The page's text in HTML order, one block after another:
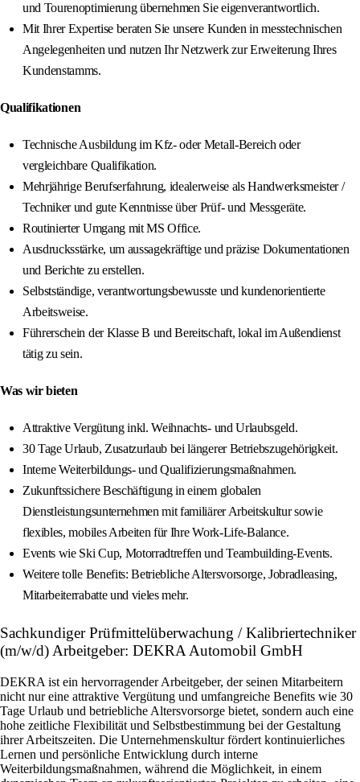
und Tourenoptimierung übernehmen Sie eigenverantwortlich.
Mit Ihrer Expertise beraten Sie unsere Kunden in messtechnischen
Angelegenheiten und nutzen Ihr Netzwerk zur Erweiterung Ihres
Kundenstamms.
Qualifikationen
Technische Ausbildung im Kfz- oder Metall-Bereich oder
vergleichbare Qualifikation.
Mehrjährige Berufserfahrung, idealerweise als Handwerksmeister /
Techniker und gute Kenntnisse über Prüf- und Messgeräte.
Routinierter Umgang mit MS Office.
Ausdrucksstärke, um aussagekräftige und präzise Dokumentationen
und Berichte zu erstellen.
Selbstständige, verantwortungsbewusste und kundenorientierte
Arbeitsweise.
Führerschein der Klasse B und Bereitschaft, lokal im Außendienst
tätig zu sein.
Was wir bieten
Attraktive Vergütung inkl. Weihnachts- und Urlaubsgeld.
30 Tage Urlaub, Zusatzurlaub bei längerer Betriebszugehörigkeit.
Interne Weiterbildungs- und Qualifizierungsmaßnahmen.
Zukunftssichere Beschäftigung in einem globalen
Dienstleistungsunternehmen mit familiärer Arbeitskultur sowie
flexibles, mobiles Arbeiten für Ihre Work-Life-Balance.
Events wie Ski Cup, Motorradtreffen und Teambuilding-Events.
Weitere tolle Benefits: Betriebliche Altersvorsorge, Jobradleasing,
Mitarbeiterrabatte und vieles mehr.
Sachkundiger Prüfmittelüberwachung / Kalibriertechniker
(m/w/d) Arbeitgeber: DEKRA Automobil GmbH
DEKRA ist ein hervorragender Arbeitgeber, der seinen Mitarbeitern
nicht nur eine attraktive Vergütung und umfangreiche Benefits wie 30
Tage Urlaub und betriebliche Altersvorsorge bietet, sondern auch eine
hohe zeitliche Flexibilität und Selbstbestimmung bei der Gestaltung
ihrer Arbeitszeiten. Die Unternehmenskultur fördert kontinuierliches
Lernen und persönliche Entwicklung durch interne
Weiterbildungsmaßnahmen, während die Möglichkeit, in einem